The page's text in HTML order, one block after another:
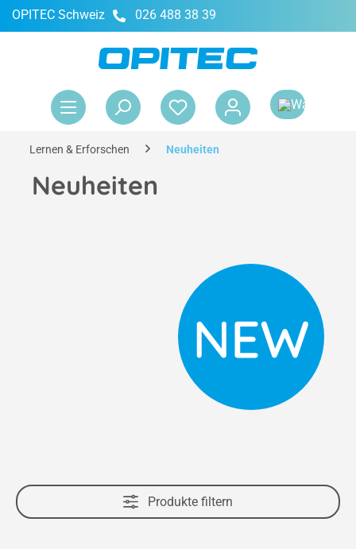
springen
OPITEC Schweiz 026 488 38 39
Lernen & Erforschen Neuheiten
Neuheiten
Produkte filtern